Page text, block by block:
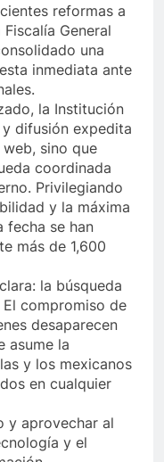
reformas a
General
una
inmediata ante
la Institución
difusión expedita
sino que
coordinada
Privilegiando
y la máxima
fecha se han
más de 1,600
la búsqueda
compromiso de
desaparecen
asume la
y los mexicanos
en cualquier
y aprovechar al
y el